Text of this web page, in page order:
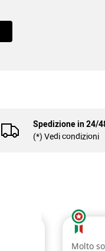
Spedizione in 24/
(*) Vedi condizioni